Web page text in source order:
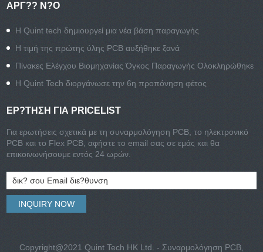
ΑΡΓ?? Ν?Ο
Η Quint tech δημιουργεί μια νέα βάση παραγωγής
Η τιμή της πρώτης ύλης PCB αυξήθηκε ξανά
Πίνακες Ελέγχου Βιομηχανίας Όγκος Παραγωγής Ολοκληρώθηκε
Η Quint Tech διοργάνωσε την 6η προπόνηση φέτος
ΕΡ?ΤΗΣΗ ΓΙΑ PRICELIST
Για ερωτήσεις σχετικά με τη συναρμολόγηση PCB, το ηλεκτρονικό
PCB και το Flex PCB, αφήστε το email σας σε εμάς και θα
επικοινωνήσουμε εντός 24 ωρών.
Copyright@2021 Quint Tech HK Ltd. - Συναρμολόγηση PCB,